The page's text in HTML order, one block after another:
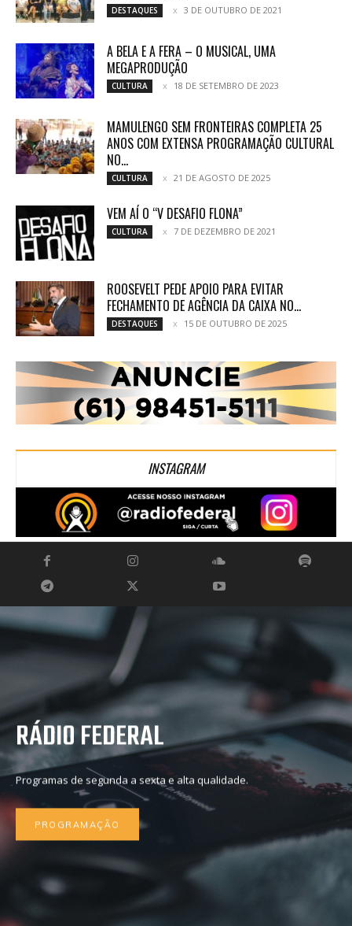
DESTAQUES 3 DE OUTUBRO DE 2021
A BELA E A FERA – O MUSICAL, UMA
MEGAPRODUÇÃO
CULTURA 18 DE SETEMBRO DE 2023
MAMULENGO SEM FRONTEIRAS COMPLETA 25
ANOS COM EXTENSA PROGRAMAÇÃO CULTURAL
NO...
CULTURA 21 DE AGOSTO DE 2025
VEM AÍ O “V DESAFIO FLONA”
CULTURA 7 DE DEZEMBRO DE 2021
ROOSEVELT PEDE APOIO PARA EVITAR
FECHAMENTO DE AGÊNCIA DA CAIXA NO...
DESTAQUES 15 DE OUTUBRO DE 2025
INSTAGRAM
RÁDIO FEDERAL
Programas de segunda a sexta e alta qualidade.
PROGRAMAÇÃO